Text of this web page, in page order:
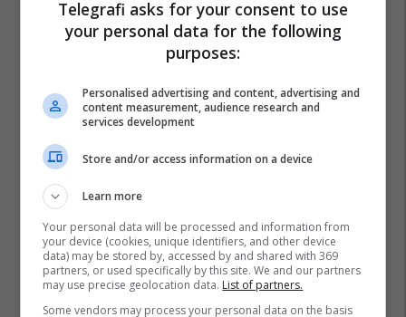
Donald Trump
Telegrafi asks for your consent to use
your personal data for the following
purposes:
Personalised advertising and content, advertising and
content measurement, audience research and
services development
Store and/or access information on a device
Learn more
Your personal data will be processed and information from
your device (cookies, unique identifiers, and other device
data) may be stored by, accessed by and shared with 369
partners, or used specifically by this site. We and our partners
may use precise geolocation data. List of partners.
Some vendors may process your personal data on the basis